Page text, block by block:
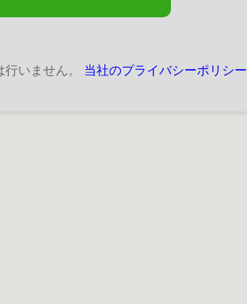
いません。 当社のプライバシーポリシー